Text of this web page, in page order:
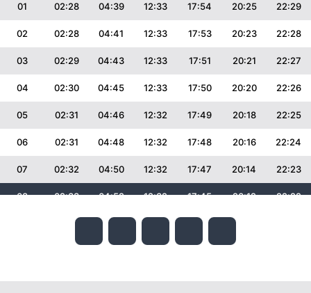
01 02:28 04:39 12:33 17:54 20:25 22:29
02 02:28 04:41 12:33 17:53 20:23 22:28
03 02:29 04:43 12:33 17:51 20:21 22:27
04 02:30 04:45 12:33 17:50 20:20 22:26
05 02:31 04:46 12:32 17:49 20:18 22:25
06 02:31 04:48 12:32 17:48 20:16 22:24
07 02:32 04:50 12:32 17:47 20:14 22:23
08 02:33 04:52 12:32 17:45 20:12 22:22
02:34 04:53 17:44 20:10